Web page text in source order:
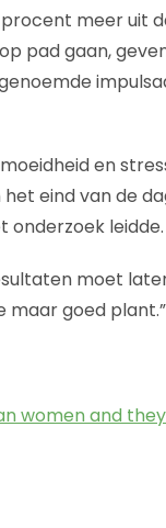
meer uit
pad gaan,
en
eind van de
onderzoek leidde.
moet
maar goed plant.”
women and